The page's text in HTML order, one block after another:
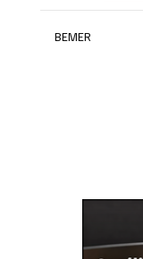
BEMER